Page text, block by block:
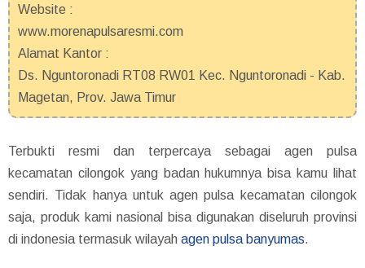
Website :
www.morenapulsaresmi.com
Alamat Kantor :
Ds. Nguntoronadi RT08 RW01 Kec. Nguntoronadi - Kab.
Magetan, Prov. Jawa Timur
Terbukti resmi dan terpercaya sebagai agen pulsa
kecamatan cilongok yang badan hukumnya bisa kamu lihat
sendiri. Tidak hanya untuk agen pulsa kecamatan cilongok
saja, produk kami nasional bisa digunakan diseluruh provinsi
di indonesia termasuk wilayah agen pulsa banyumas.